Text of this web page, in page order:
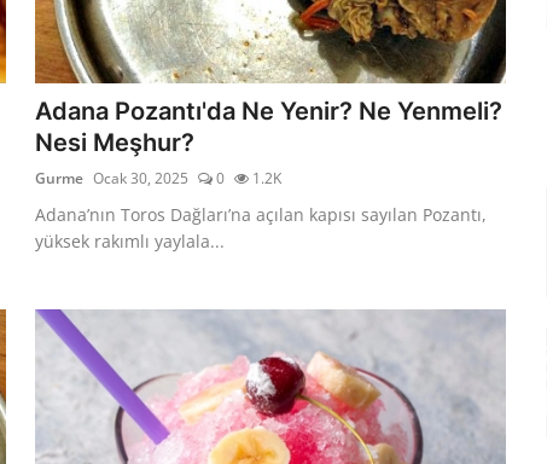
Adana Pozantı'da Ne Yenir? Ne Yenmeli?
Nesi Meşhur?
Gurme Ocak 30, 2025 0 1.2K
Adana’nın Toros Dağları’na açılan kapısı sayılan Pozantı,
yüksek rakımlı yaylala...